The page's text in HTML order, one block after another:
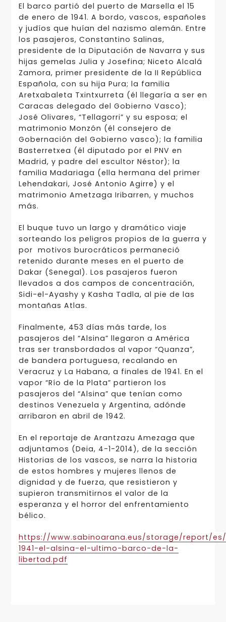
El barco partió del puerto de Marsella el 15
de enero de 1941. A bordo, vascos, españoles
y judíos que huían del nazismo alemán. Entre
los pasajeros, Constantino Salinas,
presidente de la Diputación de Navarra y sus
hijas gemelas Julia y Josefina; Niceto Alcalá
Zamora, primer presidente de la II República
Española, con su hija Pura; la familia
Aretxabaleta Txintxurreta (él llegaría a ser en
Caracas delegado del Gobierno Vasco);
José Olivares, “Tellagorri” y su esposa; el
matrimonio Monzón (él consejero de
Gobernación del Gobierno vasco); la familia
Basterretxea (él diputado por el PNV en
Madrid, y padre del escultor Néstor); la
familia Madariaga (ella hermana del primer
Lehendakari, José Antonio Agirre) y el
matrimonio Ametzaga Iribarren, y muchos
más.
El buque tuvo un largo y dramático viaje
sorteando los peligros propios de la guerra y
por motivos burocráticos permaneció
retenido durante meses en el puerto de
Dakar (Senegal). Los pasajeros fueron
llevados a dos campos de concentración,
Sidi-el-Ayashy y Kasha Tadla, al pie de las
montañas Atlas.
Finalmente, 453 días más tarde, los
pasajeros del “Alsina” llegaron a América
tras ser transbordados al vapor “Quanza”,
de bandera portuguesa, recalando en
Veracruz y La Habana, a finales de 1941. En el
vapor “Río de la Plata” partieron los
pasajeros del “Alsina” que tenían como
destinos Venezuela y Argentina, adónde
arribaron en abril de 1942.
En el reportaje de Arantzazu Amezaga que
adjuntamos (Deia, 4-1-2014), de la sección
Historias de los vascos, se narra la historia
de estos hombres y mujeres llenos de
dignidad y de fuerza, que resistieron y
supieron transmitirnos el valor de la
esperanza y el horror del enfrentamiento
bélico.
https://www.sabinoarana.eus/storage/report/
1941-el-alsina-el-ultimo-barco-de-la-
libertad.pdf